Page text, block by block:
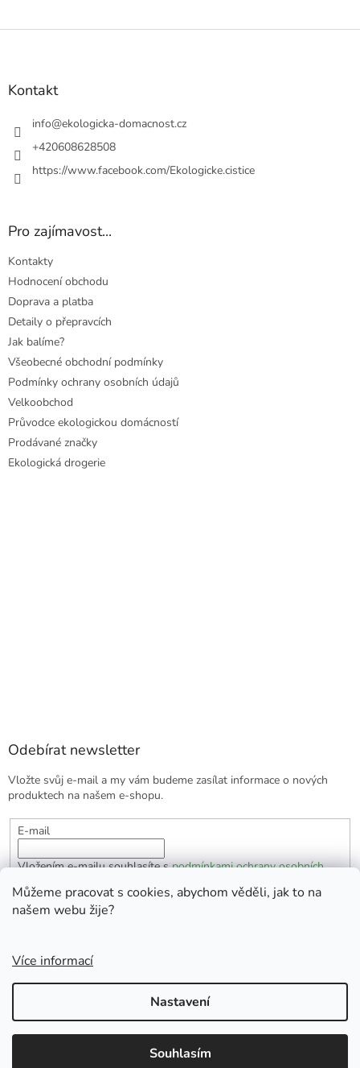
Můžeme pracovat s cookies, abychom věděli, jak to na
našem webu žije?
Více informací
Nastavení
Souhlasím
Z
Kontakt
info@ekologicka-domacnost.cz
+420608628508
https://www.facebook.com/Ekologicke.cistice
Pro zajímavost...
Kontakty
Hodnocení obchodu
Doprava a platba
Detaily o přepravcích
Jak balíme?
Všeobecné obchodní podmínky
Podmínky ochrany osobních údajů
Velkoobchod
Průvodce ekologickou domácností
Prodávané značky
Ekologická drogerie
Odebírat newsletter
Vložte svůj e-mail a my vám budeme zasílat informace o nových
produktech na našem e-shopu.
E-mail
Vložením e-mailu souhlasíte spodmínkami ochrany osobních
PŘIHLÁSIT SE
Copyright 2026EKOlogická domácnost. Všechna práva
vyhrazena.